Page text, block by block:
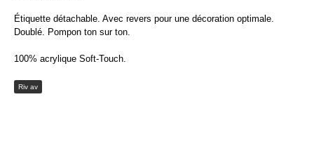
Étiquette détachable. Avec revers pour une décoration optimale.
Doublé. Pompon ton sur ton.
100% acrylique Soft-Touch.
Riv av